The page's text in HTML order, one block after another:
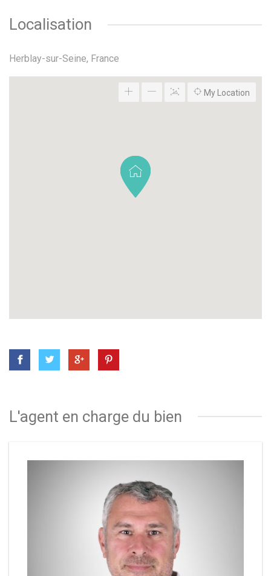
Localisation
Herblay-sur-Seine, France
My Location
L'agent en charge du bien